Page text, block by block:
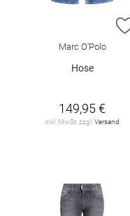
Marc O'Polo
Hose
149,95 €
inkl. MwSt. zzgl. Versand